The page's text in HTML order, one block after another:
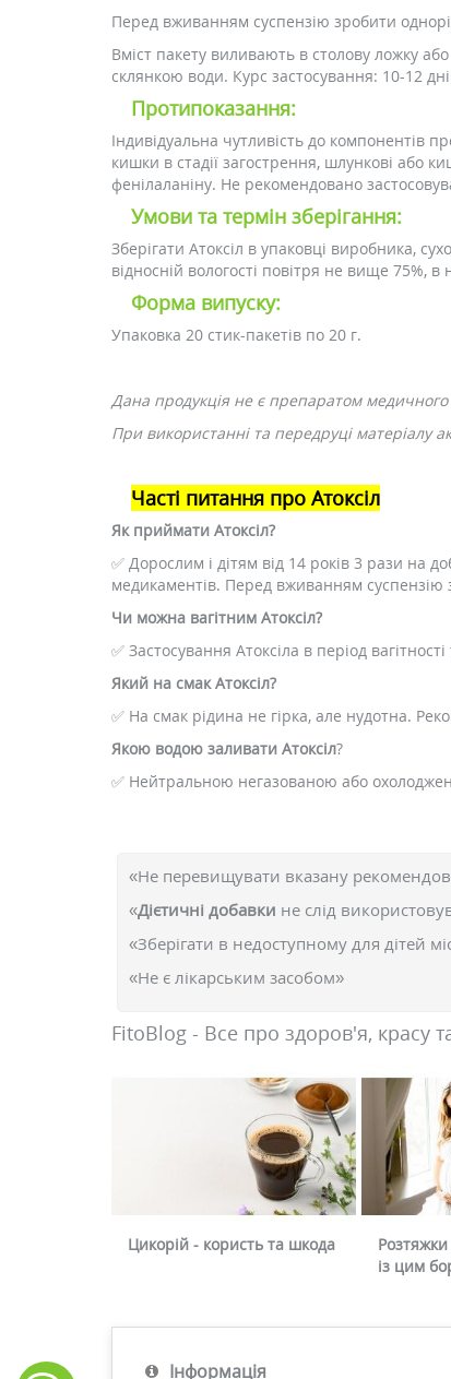
Перед вживанням суспензію зробити
Вміст пакету виливають в столову ложку
склянкою води. Курс застосування: 10-12
Протипоказання:
Індивідуальна чутливість до компонентів
кишки в стадії загострення, шлункові або
фенілаланіну. Не рекомендовано
Умови та термін зберігання:
Зберігати Атоксіл в упаковці виробника,
відносній вологості повітря не вище 75%, в
Форма випуску:
Упаковка 20 стик-пакетів по 20 г.
Дана продукція не є препаратом
При використанні та передруці матеріалу
Часті питання про Атоксіл
Як приймати Атоксіл?
✅ Дорослим і дітям від 14 років 3 рази на
медикаментів. Перед вживанням
Чи можна вагітним Атоксіл?
✅ Застосування Атоксіла в період
Який на смак Атоксіл?
✅ На смак рідина не гірка, але нудотна.
Якою водою заливати Атоксіл?
✅ Нейтральною негазованою або
«Не перевищувати вказану
«Дієтичні добавки не слід
«Зберігати в недоступному для дітей
«Не є лікарським засобом»
FitoBlog - Все про здоров'я, красу
Цикорій - користь та шкода
Розтяжки
із цим
Інформація